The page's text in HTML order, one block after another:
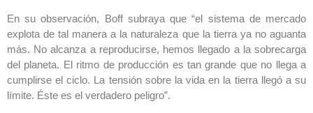
En su observación, Boff subraya que “el sistema de mercado
explota de tal manera a la naturaleza que la tierra ya no aguanta
más. No alcanza a reproducirse, hemos llegado a la sobrecarga
del planeta. El ritmo de producción es tan grande que no llega a
cumplirse el ciclo. La tensión sobre la vida en la tierra llegó a su
límite. Éste es el verdadero peligro”.